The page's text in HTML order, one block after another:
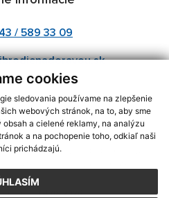
cookies
sledovania používame na zlepšenie
webových stránok, na to, aby sme
a cielené reklamy, na analýzu
a na pochopenie toho, odkiaľ naši
prichádzajú.
/ 589 33 09
informácií s využitím RSS
2,Mapa stránok,web portál
,domény,registrácia domény
04.08.2026